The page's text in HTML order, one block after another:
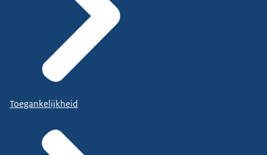
Toegankelijkheid